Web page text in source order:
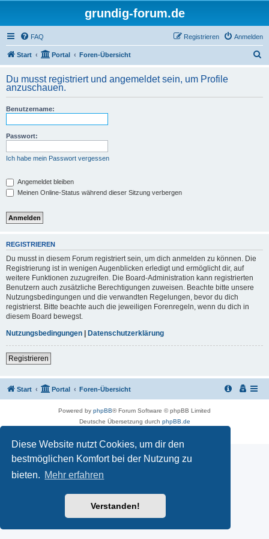
Diese Website nutzt Cookies, um dir den
bestmöglichen Komfort bei der Nutzung zu
bieten. Mehr erfahren
Verstanden!
grundig-forum.de
FAQ Anmelden
Registrieren
Start Portal Foren-Übersicht
h
Du musst registriert und angemeldet sein, um Profile
anzuschauen.
Benutzername:
Passwort:
Ich habe mein Passwort vergessen
Angemeldet bleiben
Meinen Online-Status während dieser Sitzung verbergen
REGISTRIEREN
Du musst in diesem Forum registriert sein, um dich anmelden zu können. Die
Registrierung ist in wenigen Augenblicken erledigt und ermöglicht dir, auf
weitere Funktionen zuzugreifen. Die Board-Administration kann registrierten
Benutzern auch zusätzliche Berechtigungen zuweisen. Beachte bitte unsere
Nutzungsbedingungen und die verwandten Regelungen, bevor du dich
registrierst. Bitte beachte auch die jeweiligen Forenregeln, wenn du dich in
diesem Board bewegst.
Nutzungsbedingungen | Datenschutzerklärung
Registrieren
Start Portal Foren-Übersicht
Powered by phpBB® Forum Software © phpBB Limited
Deutsche Übersetzung durch phpBB.de